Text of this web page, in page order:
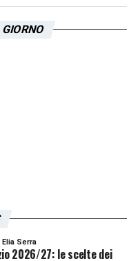
un
club
quale per il
Elia Serra
2026/27: le scelte dei